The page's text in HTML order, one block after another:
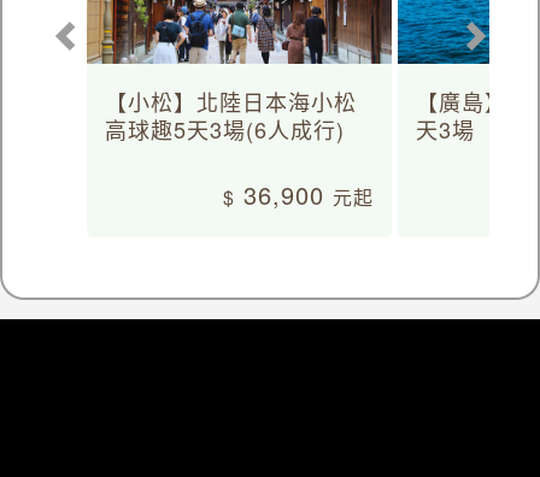
【小松】北陸日本海小松
高球趣5天3場(6人成行)
36,900
【廣島】
天3場